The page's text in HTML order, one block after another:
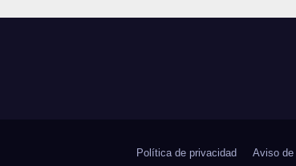
Política de privacidad Aviso de